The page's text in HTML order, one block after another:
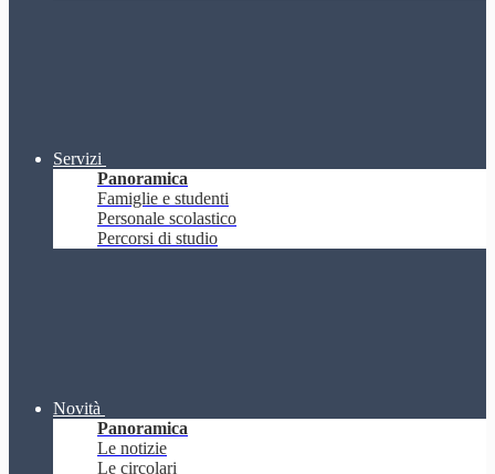
Servizi
Panoramica
Famiglie e studenti
Personale scolastico
Percorsi di studio
Novità
Panoramica
Le notizie
Le circolari